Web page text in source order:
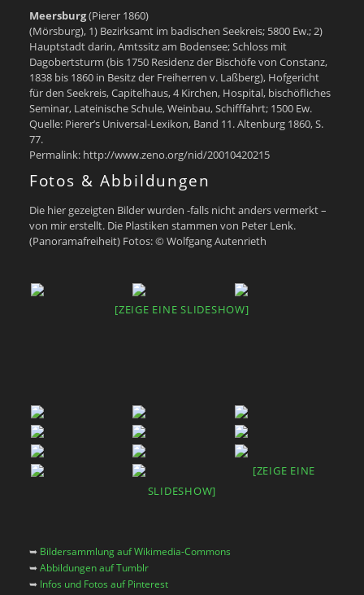
Meersburg(Pierer 1860)
(Mörsburg), 1) Bezirksamt im badischen Seekreis; 5800 Ew.; 2)
Hauptstadt darin, Amtssitz am Bodensee; Schloss mit
Dagobertsturm (bis 1750 Residenz der Bischöfe von Constanz,
1838 bis 1860 in Besitz der Freiherren v. Laßberg), Hofgericht
für den Seekreis, Capitelhaus, 4 Kirchen, Hospital, bischöfliches
Seminar, Lateinische Schule, Weinbau, Schifffahrt; 1500 Ew.
Quelle: Pierer’s Universal-Lexikon, Band 11. Altenburg 1860, S.
77.
Permalink: http://www.zeno.org/nid/20010420215
Fotos & Abbildungen
Die hier gezeigten Bilder wurden -falls nicht anders vermerkt –
von mir erstellt. Die Plastiken stammen von Peter Lenk.
(Panoramafreiheit) Fotos: © Wolfgang Autenrieth
[ZEIGE EINE SLIDESHOW]
[ZEIGE EINE
SLIDESHOW]
➥ Bildersammlung auf Wikimedia-Commons
➥Abbildungen auf Tumblr
➥ Infos und Fotos auf Pinterest